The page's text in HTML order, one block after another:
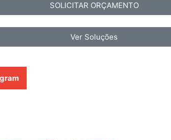
SOLICITAR ORÇAMENTO
Ver Soluções